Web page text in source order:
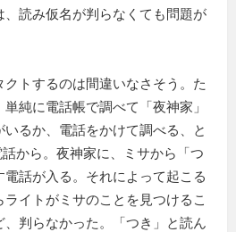
、読み仮名が判らなくても問題が
クトするのは間違いなさそう。た
純に電話帳で調べて「夜神家」
るか、電話をかけて調べる、と
から。夜神家に、ミサから「つ
話が入る。それによって起こる
イトがミサのことを見つけるこ
、判らなかった。「つき」と読ん